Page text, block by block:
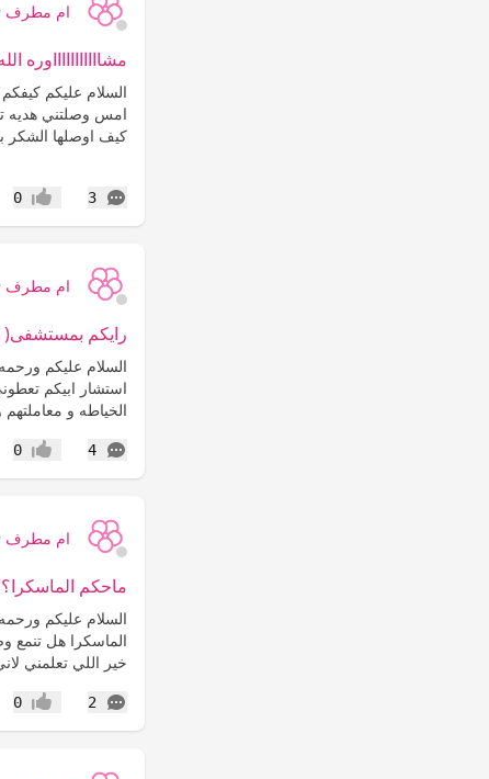
ام مطرف
مشاااااااااااوره
السلام عليكم
امس وصلتني هديه
كيف اوصلها الشكر
3
التعليقات إعجاب0
ام مطرف
رايكم بمستشفى(
السلام عليكم ورحمه
استشار ابيكم
الخياطه و معاملتهم
4
التعليقات إعجاب0
ام مطرف
ماحكم
السلام عليكم
الماسكرا هل تنمع
خير اللي تعلمني
2
التعليقات إعجاب0